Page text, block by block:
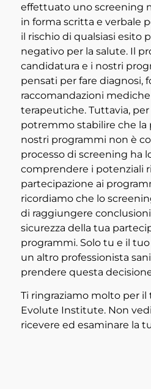
effettuato uno screening
in forma scritta e verbale
il rischio di qualsiasi esito
negativo per la salute. Il
candidatura e i nostri
pensati per fare diagnosi,
raccomandazioni
terapeutiche. Tuttavia, per
potremmo stabilire che la
nostri programmi non è
processo di screening ha
comprendere i potenziali
partecipazione ai
ricordiamo che lo
di raggiungere
sicurezza della tua
programmi. Solo tu e il
un altro professionista
prendere questa
Ti ringraziamo molto per
Evolute Institute. Non
ricevere ed esaminare la